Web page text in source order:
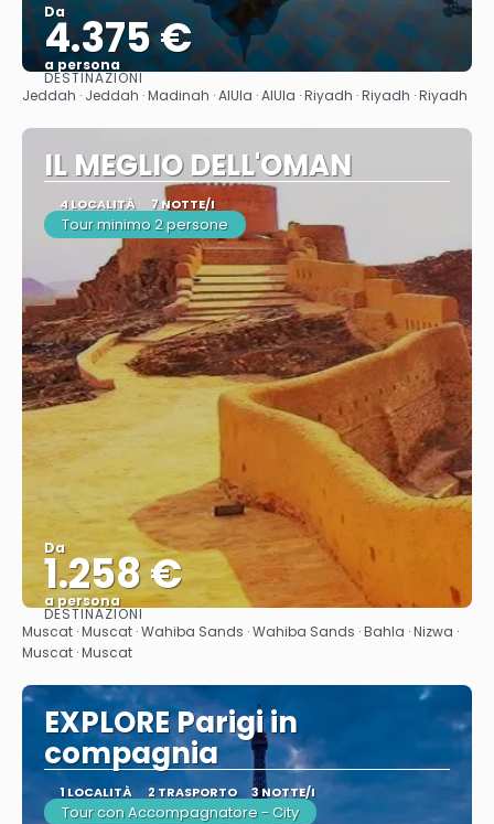
Da
4.375 €
a persona
Vedere
DESTINAZIONI
Jeddah · Jeddah · Madinah · AlUla · AlUla · Riyadh · Riyadh · Riyadh
IL MEGLIO DELL'OMAN
4 LOCALITÀ 7 NOTTE/I
Tour minimo 2 persone
Da
1.258 €
a persona
Vedere
DESTINAZIONI
Muscat · Muscat · Wahiba Sands · Wahiba Sands · Bahla · Nizwa ·
Muscat · Muscat
EXPLORE Parigi in
compagnia
1 LOCALITÀ 2 TRASPORTO 3 NOTTE/I
Tour con Accompagnatore - City